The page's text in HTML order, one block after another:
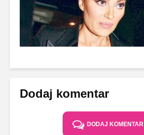
Dodaj komentar
DODAJ KOMENTAR